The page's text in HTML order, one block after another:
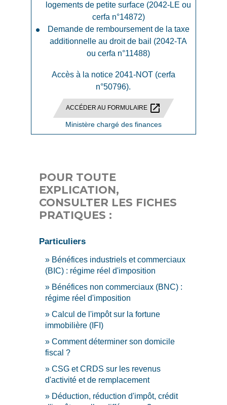
logements de petite surface (2042-LE ou
cerfa n°14872)
Demande de remboursement de la taxe
additionnelle au droit de bail (2042-TA
ou cerfa n°11488)
Accès à la notice 2041-NOT (cerfa
n°50796).
ACCÉDER AU FORMULAIRE open_in_new
Ministère chargé des finances
POUR TOUTE
EXPLICATION,
CONSULTER LES FICHES
PRATIQUES :
Particuliers
Bénéfices industriels et commerciaux
(BIC) : régime réel d'imposition
Bénéfices non commerciaux (BNC) :
régime réel d'imposition
Calcul de l'impôt sur la fortune
immobilière (IFI)
Comment déterminer son domicile
fiscal ?
CSG et CRDS sur les revenus
d'activité et de remplacement
Déduction, réduction d'impôt, crédit